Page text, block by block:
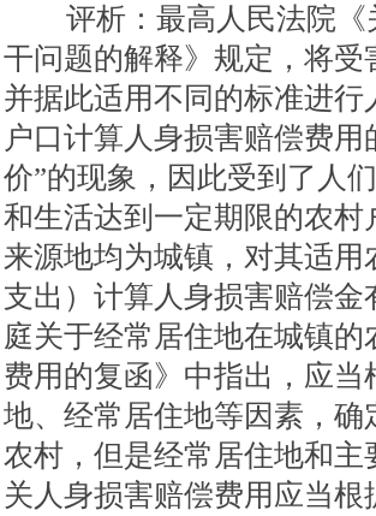
评析：最高人民法院《
干问题的解释》规定，将受
并据此适用不同的标准进
户口计算人身损害赔偿费
价”的现象，因此受到了人
和生活达到一定期限的农
来源地均为城镇，对其适
支出）计算人身损害赔偿
庭关于经常居住地在城镇
费用的复函》中指出，应
地、经常居住地等因素，
农村，但是经常居住地和
关人身损害赔偿费用应当